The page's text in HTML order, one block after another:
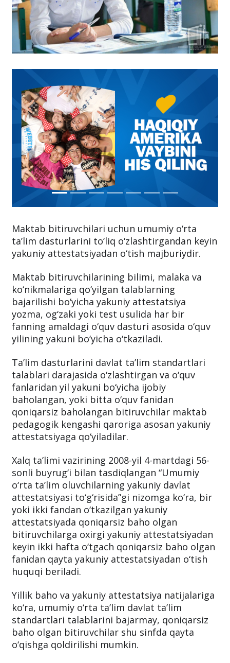
Maktab bitiruvchilari uchun umumiy o‘rta
ta’lim dasturlarini to‘liq o‘zlashtirgandan keyin
yakuniy attestatsiyadan o‘tish majburiydir.
Maktab bitiruvchilarining bilimi, malaka va
ko‘nikmalariga qo‘yilgan talablarning
bajarilishi bo‘yicha yakuniy attestatsiya
yozma, og‘zaki yoki test usulida har bir
fanning amaldagi o‘quv dasturi asosida o‘quv
yilining yakuni bo‘yicha o‘tkaziladi.
Ta’lim dasturlarini davlat ta’lim standartlari
talablari darajasida o‘zlashtirgan va o‘quv
fanlaridan yil yakuni bo‘yicha ijobiy
baholangan, yoki bitta o‘quv fanidan
qoniqarsiz baholangan bitiruvchilar maktab
pedagogik kengashi qaroriga asosan yakuniy
attestatsiyaga qo‘yiladilar.
Xalq ta’limi vazirining 2008-yil 4-martdagi 56-
sonli buyrug‘i bilan tasdiqlangan “Umumiy
o‘rta ta’lim oluvchilarning yakuniy davlat
attestatsiyasi to‘g‘risida”gi nizomga ko‘ra, bir
yoki ikki fandan o‘tkazilgan yakuniy
attestatsiyada qoniqarsiz baho olgan
bitiruvchilarga oxirgi yakuniy attestatsiyadan
keyin ikki hafta o‘tgach qoniqarsiz baho olgan
fanidan qayta yakuniy attestatsiyadan o‘tish
huquqi beriladi.
Yillik baho va yakuniy attestatsiya natijalariga
ko‘ra, umumiy o‘rta ta’lim davlat ta’lim
standartlari talablarini bajarmay, qoniqarsiz
baho olgan bitiruvchilar shu sinfda qayta
o‘qishga qoldirilishi mumkin.